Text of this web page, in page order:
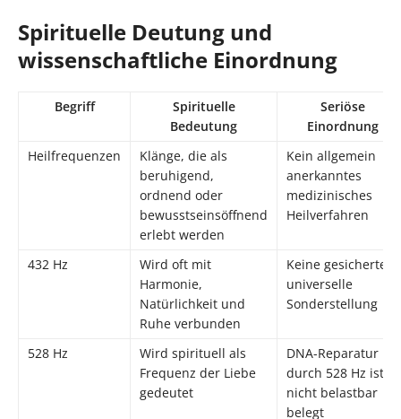
Spirituelle Deutung und
wissenschaftliche Einordnung
Begriff
Spirituelle
Bedeutung
Seriöse
Einordnung
Heilfrequenzen
Klänge, die als
beruhigend,
ordnend oder
bewusstseinsöffnend
erlebt werden
Kein allgemein
anerkanntes
medizinisches
Heilverfahren
432 Hz
Wird oft mit
Harmonie,
Natürlichkeit und
Ruhe verbunden
Keine gesicherte
universelle
Sonderstellung
528 Hz
Wird spirituell als
Frequenz der Liebe
gedeutet
DNA-Reparatur
durch 528 Hz ist
nicht belastbar
belegt